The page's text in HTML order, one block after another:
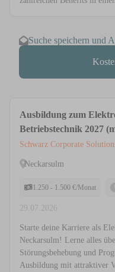
Suche speichern und
Ausbildung zum
Betriebstechnik 2027
Schwarz Corporate
Neckarsulm
1.250 - 1.500 €/Monat
29.07.2026
Starte deine Karriere als
Neckarsulm! Lerne alles
Störungsbehebung und
Ausbildung mit attraktiver